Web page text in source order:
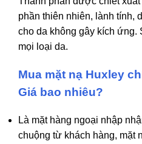
phần thiên nhiên, lành tính,
cho da không gây kích ứng.
mọi loại da.
Mua mặt nạ Huxley
Giá bao nhiêu?
Là mặt hàng ngoại nhập
chuộng từ khách hàng, mặt